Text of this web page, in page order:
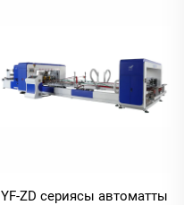
YF-ZD сериясы автоматты